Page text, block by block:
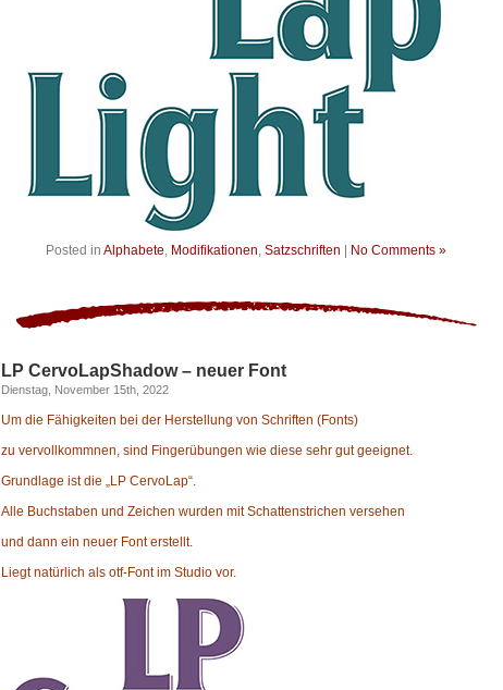
Posted in Alphabete, Modifikationen, Satzschriften No Comments »
LP CervoLapShadow – neuer Font
Dienstag, November 15th, 2022
Um die Fähigkeiten bei der Herstellung von Schriften (Fonts)
zu vervollkommnen, sind Fingerübungen wie diese sehr gut geeignet.
Grundlage ist die „LP CervoLap“.
Alle Buchstaben und Zeichen wurden mit Schattenstrichen versehen
und dann ein neuer Font erstellt.
Liegt natürlich als otf-Font im Studio vor.